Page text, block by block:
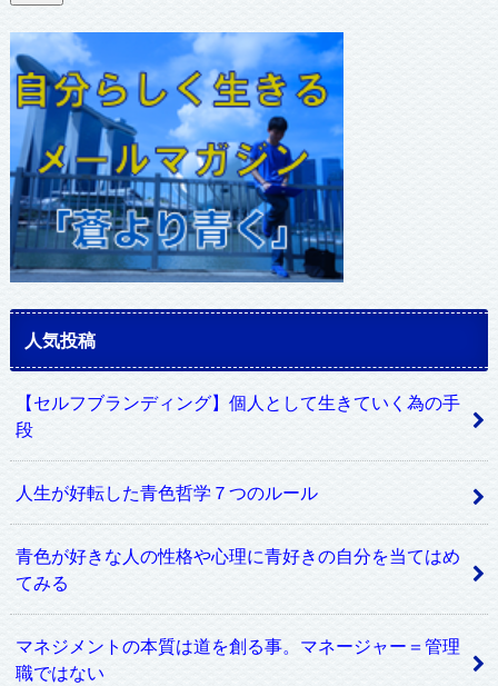
ア
ド
レ
ス
人気投稿
【セルフブランディング】個人として生きていく為の手
段
人生が好転した青色哲学７つのルール
青色が好きな人の性格や心理に青好きの自分を当てはめ
てみる
マネジメントの本質は道を創る事。マネージャー＝管理
職ではない